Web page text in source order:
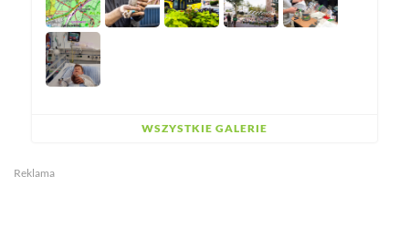
WSZYSTKIE GALERIE
Reklama